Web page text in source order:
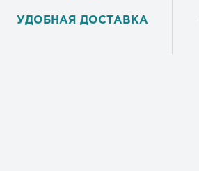
УДОБНАЯ ДОСТАВКА